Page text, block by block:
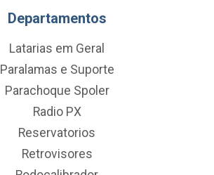
Departamentos
Latarias em Geral
Paralamas e Suporte
Parachoque Spoler
Radio PX
Reservatorios
Retrovisores